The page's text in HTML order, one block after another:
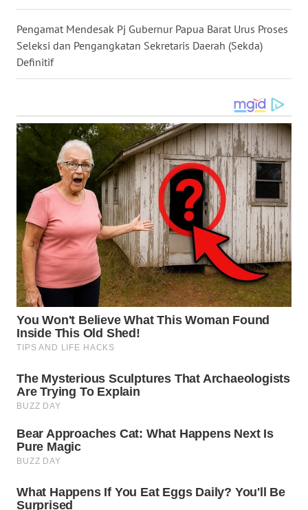
Pengamat Mendesak Pj Gubernur Papua Barat Urus Proses
Seleksi dan Pengangkatan Sekretaris Daerah (Sekda)
Definitif
WN
MALUT
WN
DANAU
TOBA
WN
NIAS
WN
LANGKAT
WN
TAPANULI
SELATAN
WN
TANJUNG
LESUNG
WN
KARO
WN
SIMALUNGUN